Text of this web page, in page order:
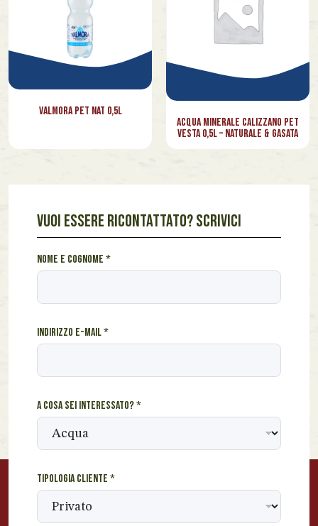
Valmora PET Nat 0,5l
Acqua Minerale Calizzano Pet
Vesta 0,5l – Naturale & Gasata
VUOI ESSERE RICONTATTATO? SCRIVICI
Nome e cognome *
Indirizzo e-mail*
A cosa sei interessato?*
Tipologia cliente *